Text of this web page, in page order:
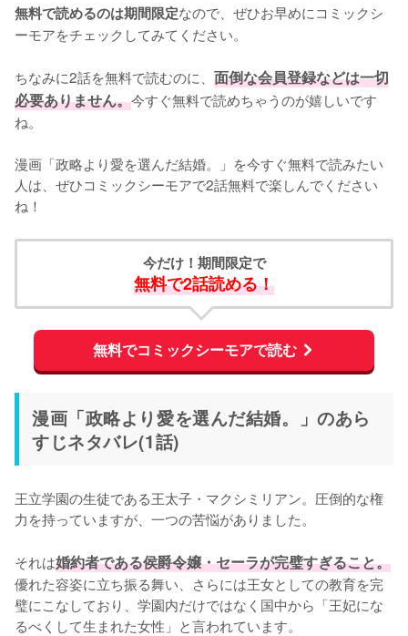
無料で読めるのは期間限定なので、ぜひお早めにコミックシ
ーモアをチェックしてみてください。
ちなみに2話を無料で読むのに、 面倒な会員登録などは一切
必要ありません。今すぐ無料で読めちゃうのが嬉しいです
ね。
漫画「政略より愛を選んだ結婚。」を今すぐ無料で読みたい
人は、ぜひコミックシーモアで2話無料で楽しんでください
ね！
今だけ！期間限定で
無料で2話読める！
無料でコミックシーモアで読む
漫画「政略より愛を選んだ結婚。」のあら
すじネタバレ(1話)
王立学園の生徒である王太子・マクシミリアン。圧倒的な権
力を持っていますが、一つの苦悩がありました。
それは婚約者である侯爵令嬢・セーラが完璧すぎること。
優れた容姿に立ち振る舞い、さらには王女としての教育を完
璧にこなしており、学園内だけではなく国中から「王妃にな
るべくして生まれた女性」と言われています。